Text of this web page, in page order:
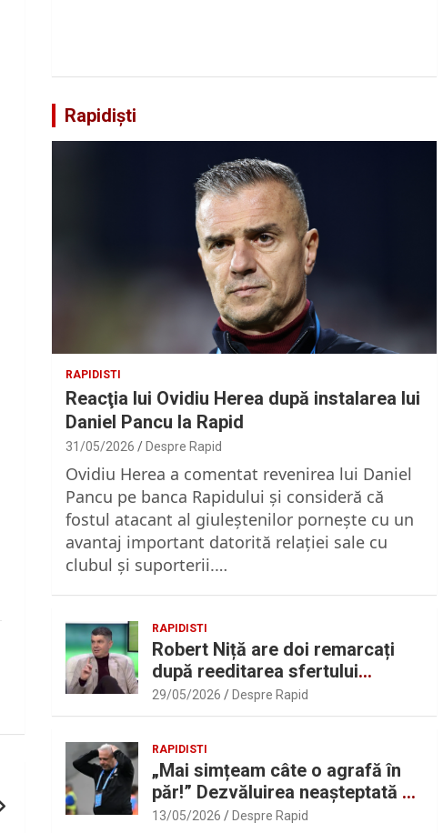
Rapidiști
RAPIDISTI
Reacţia lui Ovidiu Herea după instalarea lui
Daniel Pancu la Rapid
31/05/2026 Despre Rapid
Ovidiu Herea a comentat revenirea lui Daniel
Pancu pe banca Rapidului şi consideră că
fostul atacant al giuleştenilor porneşte cu un
avantaj important datorită relaţiei sale cu
clubul şi suporterii.…
RAPIDISTI
Robert Niță are doi remarcați
după reeditarea sfertului
UEFAntastic: „Lideri în teren” |
Sport.ro
29/05/2026 Despre Rapid
RAPIDISTI
„Mai simțeam câte o agrafă în
păr!” Dezvăluirea neașteptată a
lui Marius Șumudică despre
13/05/2026 Despre Rapid